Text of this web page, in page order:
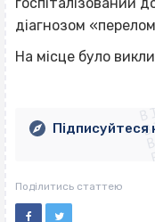
діагнозом
На місце було
Підписуйтеся
Поділитись статтею